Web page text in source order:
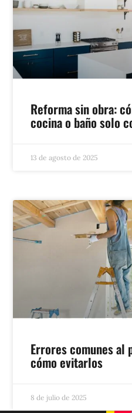
Reforma sin obra:
cocina o baño solo
13 de agosto de 2025
Errores comunes al
cómo evitarlos
8 de julio de 2025